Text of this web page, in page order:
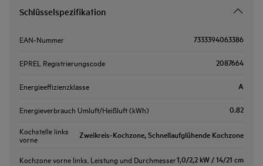
Schlüsselspezifikation
EAN-Nummer 7333394063386
EPREL Registrierungscode 2087664
Energieeffizienzklasse A
Energieverbrauch Umluft/Heißluft (kWh) 0.82
Kochstelle links
vorne Zweikreis-Kochzone, Schnellaufglühende Kochzone
Kochzone vorne links, Leistung und Durchmesser1,0/2,2 kW / 14/21 cm